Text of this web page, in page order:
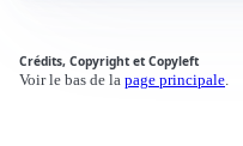
Crédits, Copyright et Copyleft
Voir le bas de la page principale